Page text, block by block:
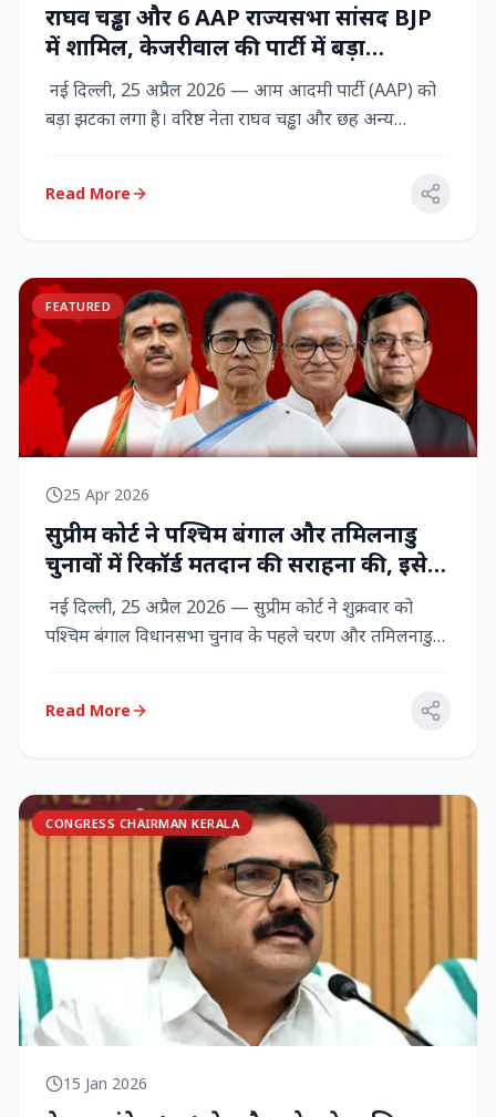
राघव चड्ढा और 6 AAP राज्‍यसभा सांसद BJP
में शामिल, केजरीवाल की पार्टी में बड़ा
राजनीतिक विद्रोह
नई दिल्ली, 25 अप्रैल 2026 — आम आदमी पार्टी (AAP) को
बड़ा झटका लगा है। वरिष्ठ नेता राघव चड्ढा और छह अन्य
Read More
FEATURED
25 Apr 2026
सुप्रीम कोर्ट ने पश्चिम बंगाल और तमिलनाडु
चुनावों में रिकॉर्ड मतदान की सराहना की, इसे
नागरिक शक्ति का प्रदर्शन बताया
नई दिल्ली, 25 अप्रैल 2026 — सुप्रीम कोर्ट ने शुक्रवार को
पश्चिम बंगाल विधानसभा चुनाव के पहले चरण और तमिलनाडु
Read More
CONGRESS CHAIRMAN KERALA
15 Jan 2026